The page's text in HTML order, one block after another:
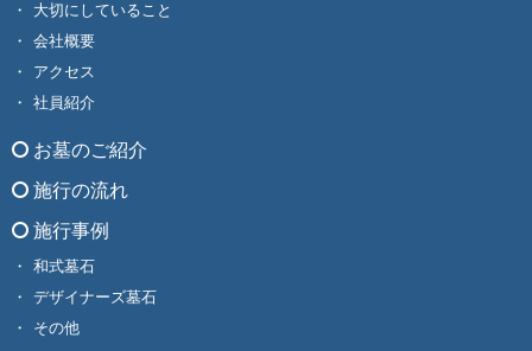
大切にしていること
会社概要
アクセス
社員紹介
お墓のご紹介
施行の流れ
施行事例
和式墓石
デザイナーズ墓石
その他